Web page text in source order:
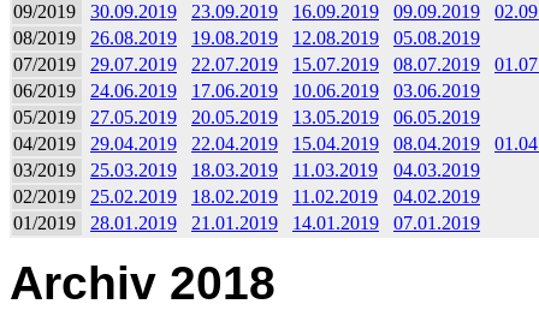
09/2019
30.09.2019 23.09.2019 16.09.2019 09.09.2019
08/2019
26.08.2019 19.08.2019 12.08.2019
05.08.2019
07/2019
29.07.2019 22.07.2019 15.07.2019 08.07.2019
06/2019
24.06.2019 17.06.2019 10.06.2019
03.06.2019
05/2019
27.05.2019 20.05.2019 13.05.2019
06.05.2019
04/2019
29.04.2019 22.04.2019 15.04.2019 08.04.2019
03/2019
25.03.2019 18.03.2019 11.03.2019
04.03.2019
02/2019
25.02.2019 18.02.2019 11.02.2019
04.02.2019
01/2019
28.01.2019 21.01.2019 14.01.2019 07.01.2019
Archiv 2018